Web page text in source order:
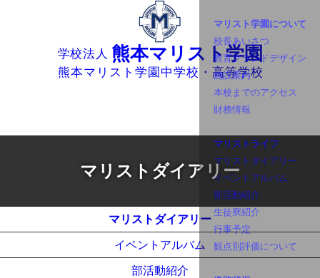
熊本マリスト学園
熊本マリスト学園中学校・高等学校
マリストダイアリー
マリストダイアリー
イベントアルバム
部活動紹介